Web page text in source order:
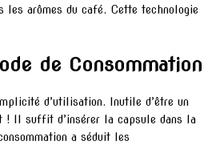
les arômes du café. Cette technologie
de Consommation
d’utilisation. Inutile d’être un
! Il suffit d’insérer la capsule dans la
a séduit les